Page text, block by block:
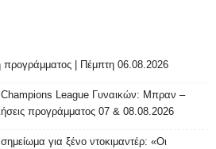
| Πέμπτη 06.08.2026
League Γυναικών: Μπραν –
προγράμματος 07 & 08.08.2026
για ξένο ντοκιμαντέρ: «Οι